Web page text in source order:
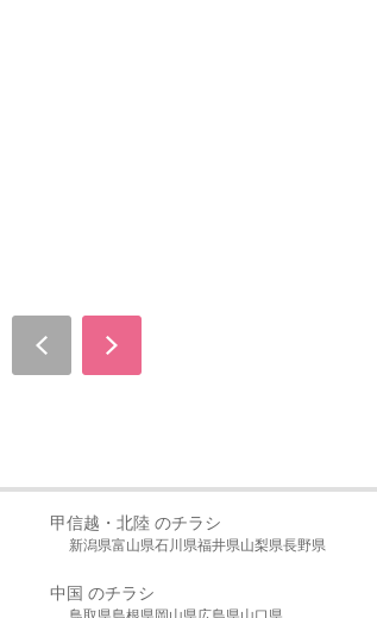
甲信越・北陸 のチラシ
新潟県富山県石川県福井県山梨県長野県
中国 のチラシ